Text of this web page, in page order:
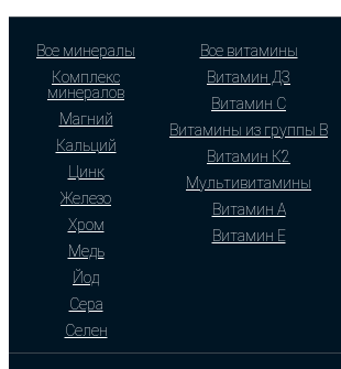
Все минералы
Комплекс
минералов
Магний
Кальций
Цинк
Железо
Хром
Медь
Йод
Сера
Селен
Все витамины
Витамин Д3
Витамин С
Витамины из группы В
Витамин К2
Мультивитамины
Витамин А
Витамин Е